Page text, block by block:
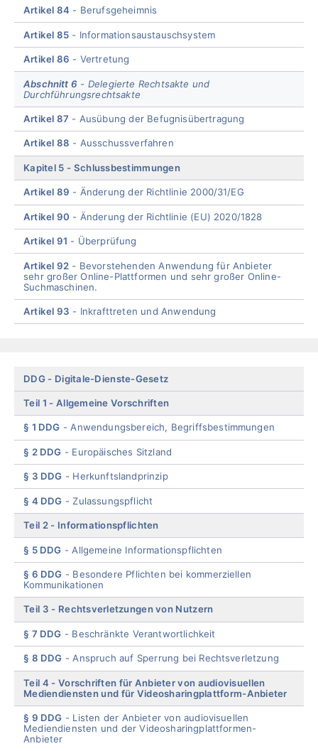
Skip
menu
DDG Digitale-Dienste-Gesetz
Teil 1 Allgemeine Vorschriften
§ 1 DDG Anwendungsbereich, Begriffsbestimmungen
§ 2 DDG Europäisches Sitzland
§ 3 DDG Herkunftslandprinzip
§ 4 DDG Zulassungspflicht
Teil 2 Informationspflichten
§ 5 DDG Allgemeine Informationspflichten
§ 6 DDG
Besondere Pflichten bei kommerziellen
Kommunikationen
Teil 3 Rechtsverletzungen von Nutzern
§ 7 DDG Beschränkte Verantwortlichkeit
§ 8 DDG Anspruch auf Sperrung bei Rechtsverletzung
Teil 4
Vorschriften für Anbieter von audiovisuellen
Mediendiensten und für Videosharingplattform-Anbieter
§ 9 DDG
Listen der Anbieter von audiovisuellen
Mediendiensten und der Videosharingplattformen-
Anbieter
Artikel 84 Berufsgeheimnis
Artikel 85 Informationsaustauschsystem
Artikel 86 Vertretung
Abschnitt 6
Delegierte Rechtsakte und
Durchführungsrechtsakte
Artikel 87 Ausübung der Befugnisübertragung
Artikel 88 Ausschussverfahren
Kapitel 5 Schlussbestimmungen
Artikel 89 Änderung der Richtlinie 2000/31/EG
Artikel 90 Änderung der Richtlinie (EU) 2020/1828
Artikel 91 Überprüfung
Artikel 92
Bevorstehenden Anwendung für Anbieter
sehr großer Online-Plattformen und sehr großer Online-
Suchmaschinen.
Artikel 93 Inkrafttreten und Anwendung